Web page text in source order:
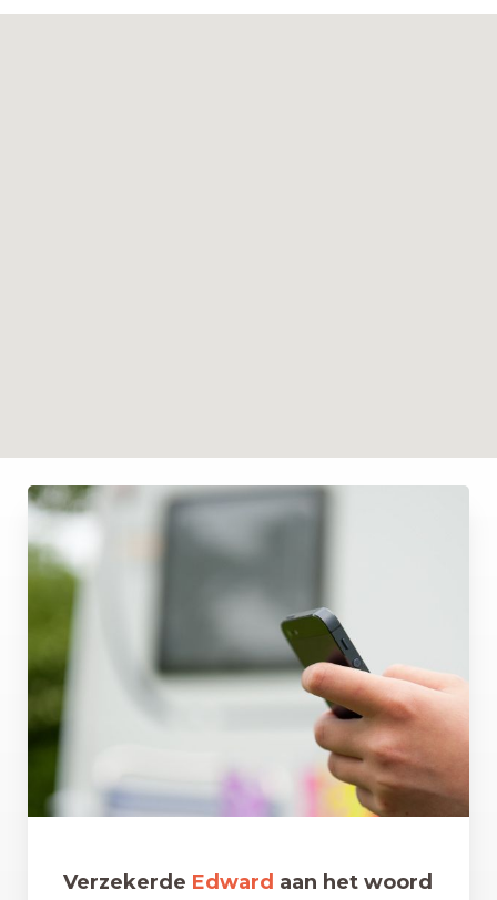
Verzekerde Edward aan het woord